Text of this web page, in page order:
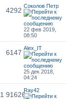
4292
Соколов Петр
22 фев 2019,
08:50
6147
Alex_IT
25 дек 2018,
04:24
91626
Ray42